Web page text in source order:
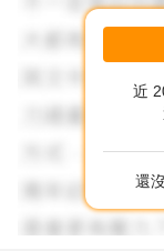
3~5次，也許能
然後你能再看看
和不同的對象交
雖然多數時間都
近
還